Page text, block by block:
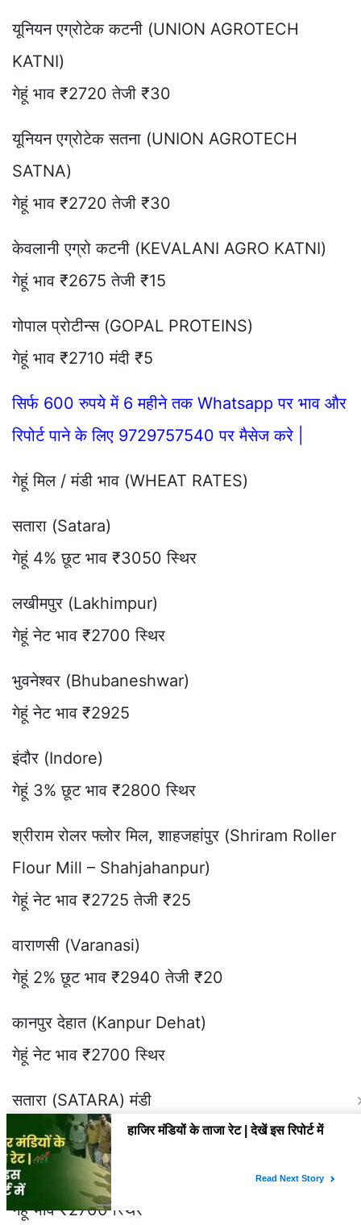
यूनियन एग्रोटेक कटनी (UNION AGROTECH
KATNI)
गेहूं भाव ₹2720 तेजी ₹30
यूनियन एग्रोटेक सतना (UNION AGROTECH
SATNA)
गेहूं भाव ₹2720 तेजी ₹30
केवलानी एग्रो कटनी (KEVALANI AGRO KATNI)
गेहूं भाव ₹2675 तेजी ₹15
गोपाल प्रोटीन्स (GOPAL PROTEINS)
गेहूं भाव ₹2710 मंदी ₹5
सिर्फ 600 रुपये में 6 महीने तक Whatsapp पर भाव और
रिपोर्ट पाने के लिए 9729757540 पर मैसेज करे |
गेहूं मिल / मंडी भाव (WHEAT RATES)
सतारा (Satara)
गेहूं 4% छूट भाव ₹3050 स्थिर
लखीमपुर (Lakhimpur)
गेहूं नेट भाव ₹2700 स्थिर
भुवनेश्वर (Bhubaneshwar)
गेहूं नेट भाव ₹2925
इंदौर (Indore)
गेहूं 3% छूट भाव ₹2800 स्थिर
श्रीराम रोलर फ्लोर मिल, शाहजहांपुर (Shriram Roller
Flour Mill – Shahjahanpur)
गेहूं नेट भाव ₹2725 तेजी ₹25
वाराणसी (Varanasi)
गेहूं 2% छूट भाव ₹2940 तेजी ₹20
कानपुर देहात (Kanpur Dehat)
गेहूं नेट भाव ₹2700 स्थिर
सतारा (SATARA) मंडी
गेहूं भाव ₹3050 स्थिर
लखीमपुर (LAKHIMPUR) मंडी
गेहूं भाव ₹2700 स्थिर